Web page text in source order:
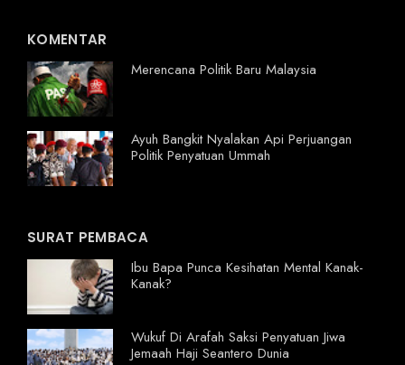
KOMENTAR
Merencana Politik Baru Malaysia
Ayuh Bangkit Nyalakan Api Perjuangan
Politik Penyatuan Ummah
SURAT PEMBACA
Ibu Bapa Punca Kesihatan Mental Kanak-
Kanak?
Wukuf Di Arafah Saksi Penyatuan Jiwa
Jemaah Haji Seantero Dunia